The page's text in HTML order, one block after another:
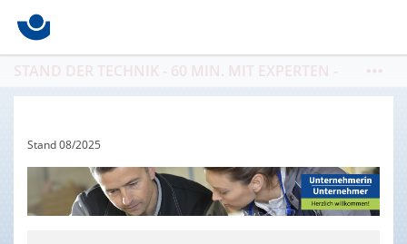
STAND DER TECHNIK - 60 MIN. MIT EXPERTEN -
THEMA: Maßnahmen zur Reduzierung von
Stand 08/2025